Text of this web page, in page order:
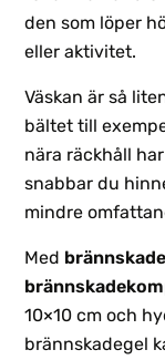
den som löper
eller aktivitet.
Väskan är så
bältet till
nära räckhåll
snabbar du
mindre
Med
10×10 cm och
brännskadegel